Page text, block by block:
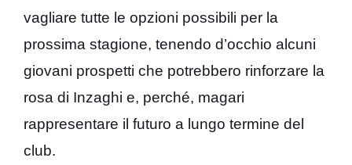
vagliare tutte le opzioni possibili per la
prossima stagione, tenendo d’occhio alcuni
giovani prospetti che potrebbero rinforzare la
rosa di Inzaghi e, perché, magari
rappresentare il futuro a lungo termine del
club.